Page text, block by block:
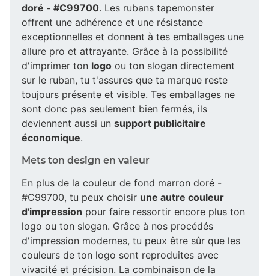
doré - #C99700. Les rubans tapemonster
offrent une adhérence et une résistance
exceptionnelles et donnent à tes emballages une
allure pro et attrayante. Grâce à la possibilité
d'imprimer ton logo ou ton slogan directement
sur le ruban, tu t'assures que ta marque reste
toujours présente et visible. Tes emballages ne
sont donc pas seulement bien fermés, ils
deviennent aussi un support publicitaire
économique.
Mets ton design en valeur
En plus de la couleur de fond marron doré -
#C99700, tu peux choisir une autre couleur
d'impression pour faire ressortir encore plus ton
logo ou ton slogan. Grâce à nos procédés
d'impression modernes, tu peux être sûr que les
couleurs de ton logo sont reproduites avec
vivacité et précision. La combinaison de la